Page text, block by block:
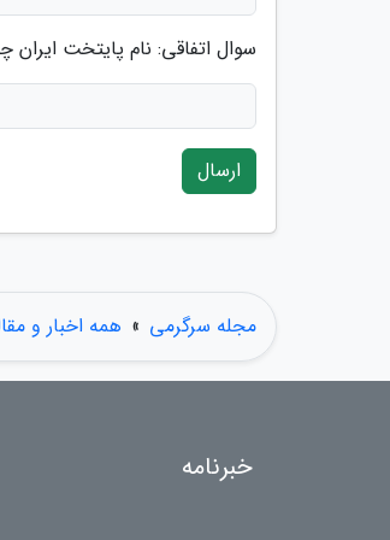
سوال اتفاقی: نام پایتخت
ارسال
مجله سرگرمی » همه اخبار و
خبرنامه